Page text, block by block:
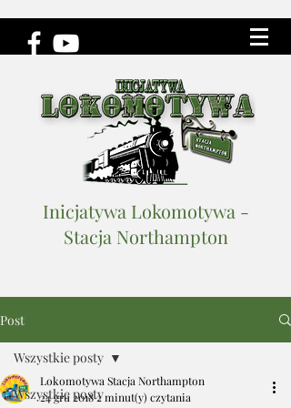
Inicjatywa Lokomotywa -
Stacja Northampton
Post
Wszystkie posty
Wszystkie posty
Lokomotywa Stacja Northampton
24 gru 20182 minut(y) czytania